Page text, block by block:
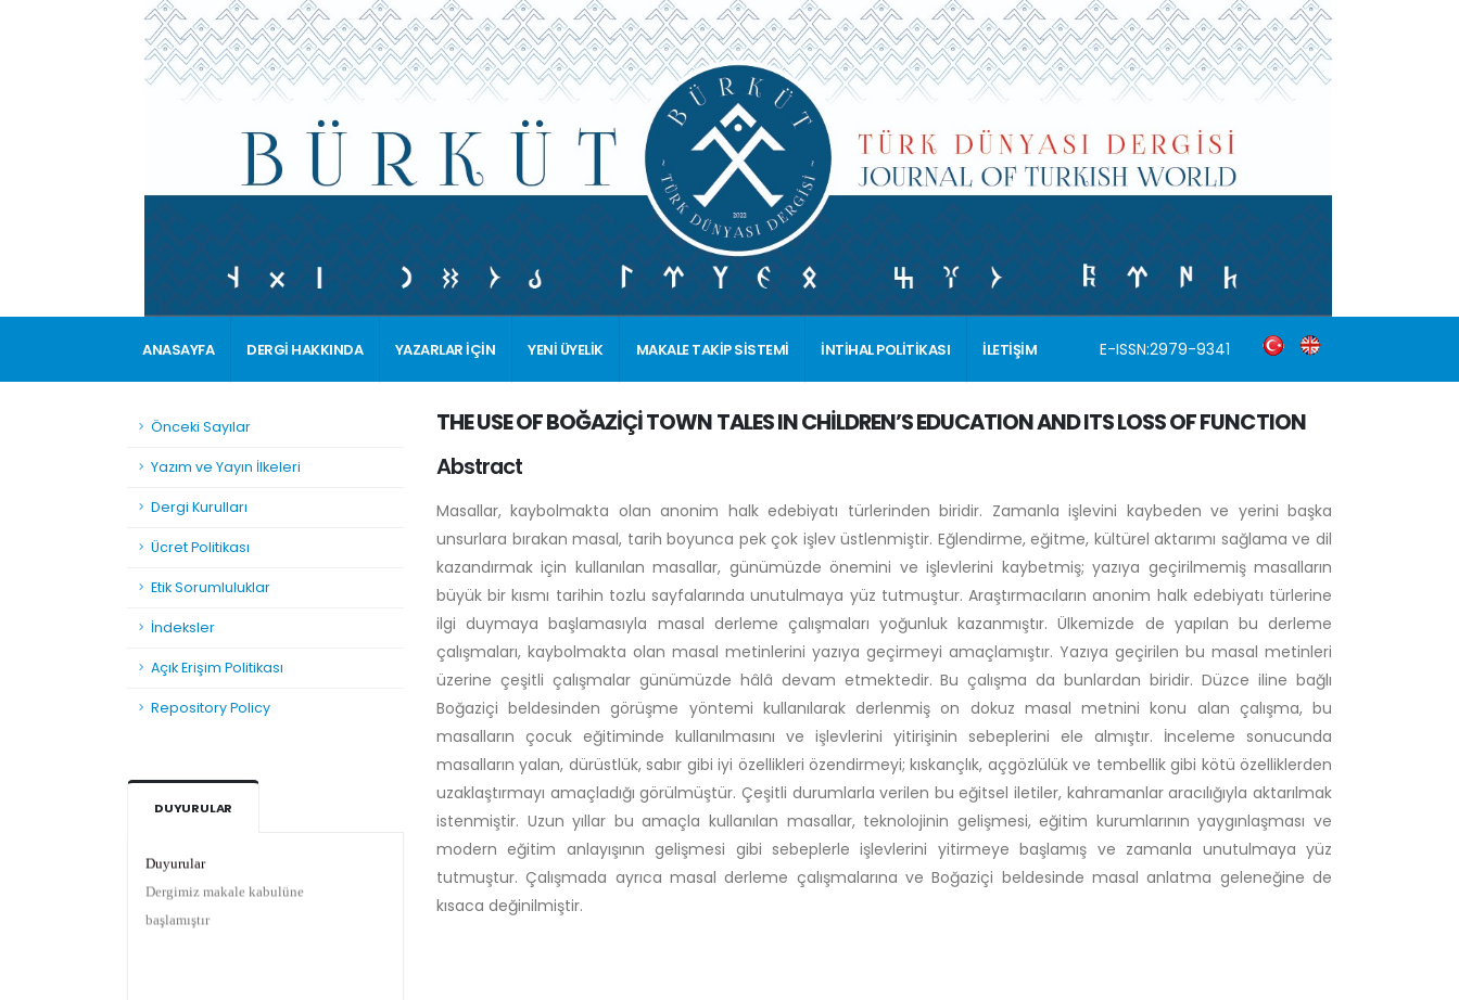
ANASAYFA DERGİ HAKKINDA YAZARLAR İÇİN YENİ ÜYELİK MAKALE TAKİP SİSTEMİ İNTİHAL POLİTİKASI İLETİŞİM E-ISSN:2979-9341
Önceki Sayılar
Yazım ve Yayın İlkeleri
Dergi Kurulları
Ücret Politikası
Etik Sorumluluklar
İndeksler
Açık Erişim Politikası
Repository Policy
DUYURULAR
Dergimiz makale kabulüne
başlamıştır
THE USE OF BOĞAZİÇİ TOWN TALES IN CHİLDREN’S EDUCATION AND ITS LOSS OF FUNCTION
Abstract
Masallar, kaybolmakta olan anonim halk edebiyatı türlerinden biridir. Zamanla işlevini kaybeden ve yerini başka
unsurlara bırakan masal, tarih boyunca pek çok işlev üstlenmiştir. Eğlendirme, eğitme, kültürel aktarımı sağlama ve dil
kazandırmak için kullanılan masallar, günümüzde önemini ve işlevlerini kaybetmiş; yazıya geçirilmemiş masalların
büyük bir kısmı tarihin tozlu sayfalarında unutulmaya yüz tutmuştur. Araştırmacıların anonim halk edebiyatı türlerine
ilgi duymaya başlamasıyla masal derleme çalışmaları yoğunluk kazanmıştır. Ülkemizde de yapılan bu derleme
çalışmaları, kaybolmakta olan masal metinlerini yazıya geçirmeyi amaçlamıştır. Yazıya geçirilen bu masal metinleri
üzerine çeşitli çalışmalar günümüzde hâlâ devam etmektedir. Bu çalışma da bunlardan biridir. Düzce iline bağlı
Boğaziçi beldesinden görüşme yöntemi kullanılarak derlenmiş on dokuz masal metnini konu alan çalışma, bu
masalların çocuk eğitiminde kullanılmasını ve işlevlerini yitirişinin sebeplerini ele almıştır. İnceleme sonucunda
masalların yalan, dürüstlük, sabır gibi iyi özellikleri özendirmeyi; kıskançlık, açgözlülük ve tembellik gibi kötü özelliklerden
uzaklaştırmayı amaçladığı görülmüştür. Çeşitli durumlarla verilen bu eğitsel iletiler, kahramanlar aracılığıyla aktarılmak
istenmiştir. Uzun yıllar bu amaçla kullanılan masallar, teknolojinin gelişmesi, eğitim kurumlarının yaygınlaşması ve
modern eğitim anlayışının gelişmesi gibi sebeplerle işlevlerini yitirmeye başlamış ve zamanla unutulmaya yüz
tutmuştur. Çalışmada ayrıca masal derleme çalışmalarına ve Boğaziçi beldesinde masal anlatma geleneğine de
kısaca değinilmiştir.